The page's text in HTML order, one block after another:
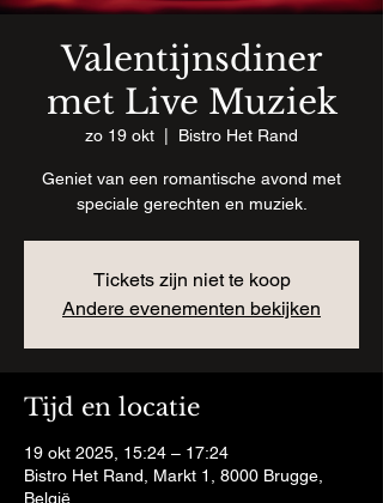
Valentijnsdiner
met Live Muziek
zo 19 okt Bistro Het Rand
Geniet van een romantische avond met
speciale gerechten en muziek.
Tickets zijn niet te koop
Andere evenementen bekijken
Tijd en locatie
19 okt 2025, 15:24 – 17:24
Bistro Het Rand, Markt 1, 8000 Brugge,
België